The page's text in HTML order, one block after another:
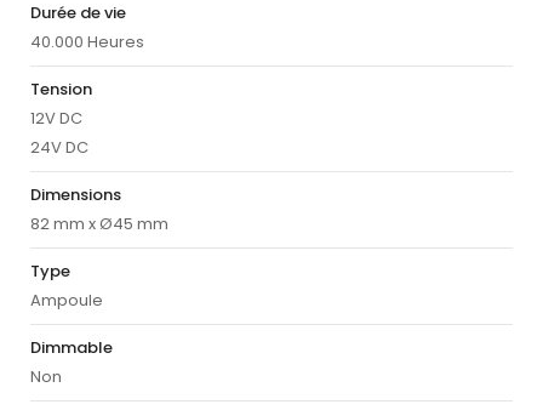
Durée de vie
40.000 Heures
Tension
12V DC
24V DC
Dimensions
82 mm x Ø45 mm
Type
Ampoule
Dimmable
Non